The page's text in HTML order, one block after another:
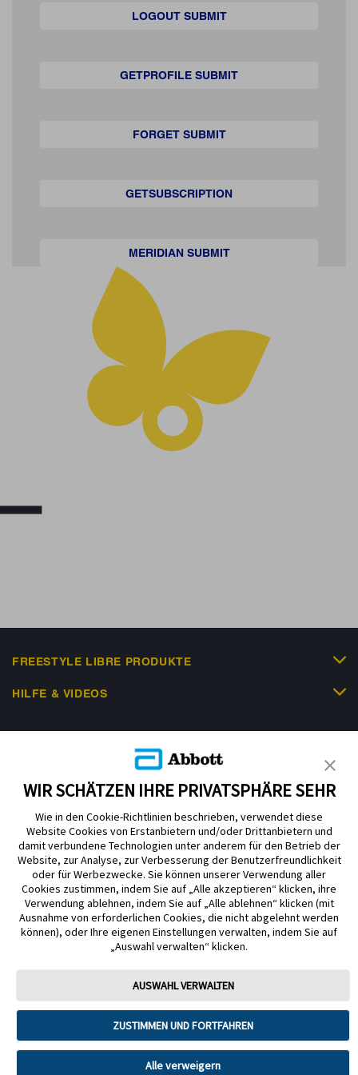
LOGOUT SUBMIT
GETPROFILE SUBMIT
FORGET SUBMIT
GETSUBSCRIPTION
MERIDIAN SUBMIT
FREESTYLE LIBRE PRODUKTE
HILFE & VIDEOS
Impressum Nutzungsbedingungen
Datenschutzerklärung
Cookie Richtlinie
Barrierefreiheitserklärung
Mitteilung zur Datenverordnung
Cookie-Präferenzen
Copyright © 2026 Abbott. Alle Rechte vorbehalten. Libre, das
Designs sind das geistige Eigentum der Abbott Unternehmensgruppe in
ausgewählten Ländern.
Tandem Diabetes Care, Inc. Alle Rechte vorbehalten. Tandem Diabetes
Care, die Tandem Logos, Control-IQ, Control-IQ+, t:slim X2, t:slim, Tandem
t:slim Mobile App und Tandem Source sind eingetragene Marken oder
Marken von Tandem Diabetes Care, Inc. in den USA und/oder anderen
WIR SCHÄTZEN IHRE PRIVATSPHÄRE SEHR
Wie in den Cookie-Richtlinien beschrieben, verwendet diese
Website Cookies von Erstanbietern und/oder Drittanbietern und
damit verbundene Technologien unter anderem für den Betrieb der
Website, zur Analyse, zur Verbesserung der Benutzerfreundlichkeit
oder für Werbezwecke. Sie können unserer Verwendung aller
Cookies zustimmen, indem Sie auf „Alle akzeptieren“ klicken, ihre
Verwendung ablehnen, indem Sie auf „Alle ablehnen“ klicken (mit
Ausnahme von erforderlichen Cookies, die nicht abgelehnt werden
können), oder Ihre eigenen Einstellungen verwalten, indem Sie auf
„Auswahl verwalten“ klicken.
AUSWAHL VERWALTEN
ZUSTIMMEN UND FORTFAHREN
Alle verweigern